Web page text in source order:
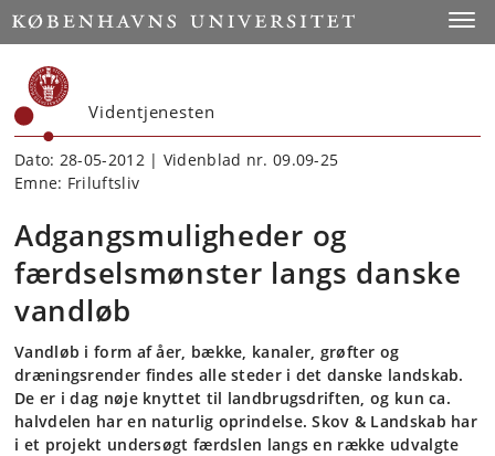
Start
Videntjenesten
Dato: 28-05-2012 | Videnblad nr. 09.09-25
Emne: Friluftsliv
Adgangsmuligheder og
færdselsmønster langs danske
vandløb
Vandløb i form af åer, bække, kanaler, grøfter og
dræningsrender findes alle steder i det danske landskab.
De er i dag nøje knyttet til landbrugsdriften, og kun ca.
halvdelen har en naturlig oprindelse. Skov & Landskab har
i et projekt undersøgt færdslen langs en række udvalgte